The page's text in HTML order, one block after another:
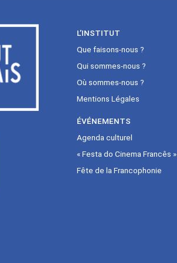
L’INSTITUT
Que faisons-nous ?
Qui sommes-nous ?
Où sommes-nous ?
Mentions Légales
ÉVÉNEMENTS
Agenda culturel
« Festa do Cinema Francês »
Fête de la Francophonie